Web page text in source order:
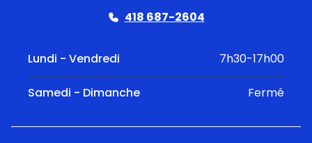
418 687-2604
Lundi - Vendredi 7h30-17h00
Samedi - Dimanche Fermé